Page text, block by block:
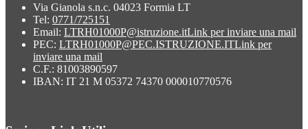
Via Gianola s.n.c. 04023 Formia LT
Tel: 0771/725151
Email: LTRH01000P@istruzione.itLink per inviare una mail
PEC: LTRH01000P@PEC.ISTRUZIONE.ITLink per
inviare una mail
C.F.: 81003890597
IBAN: IT 21 M 05372 74370 000010770576